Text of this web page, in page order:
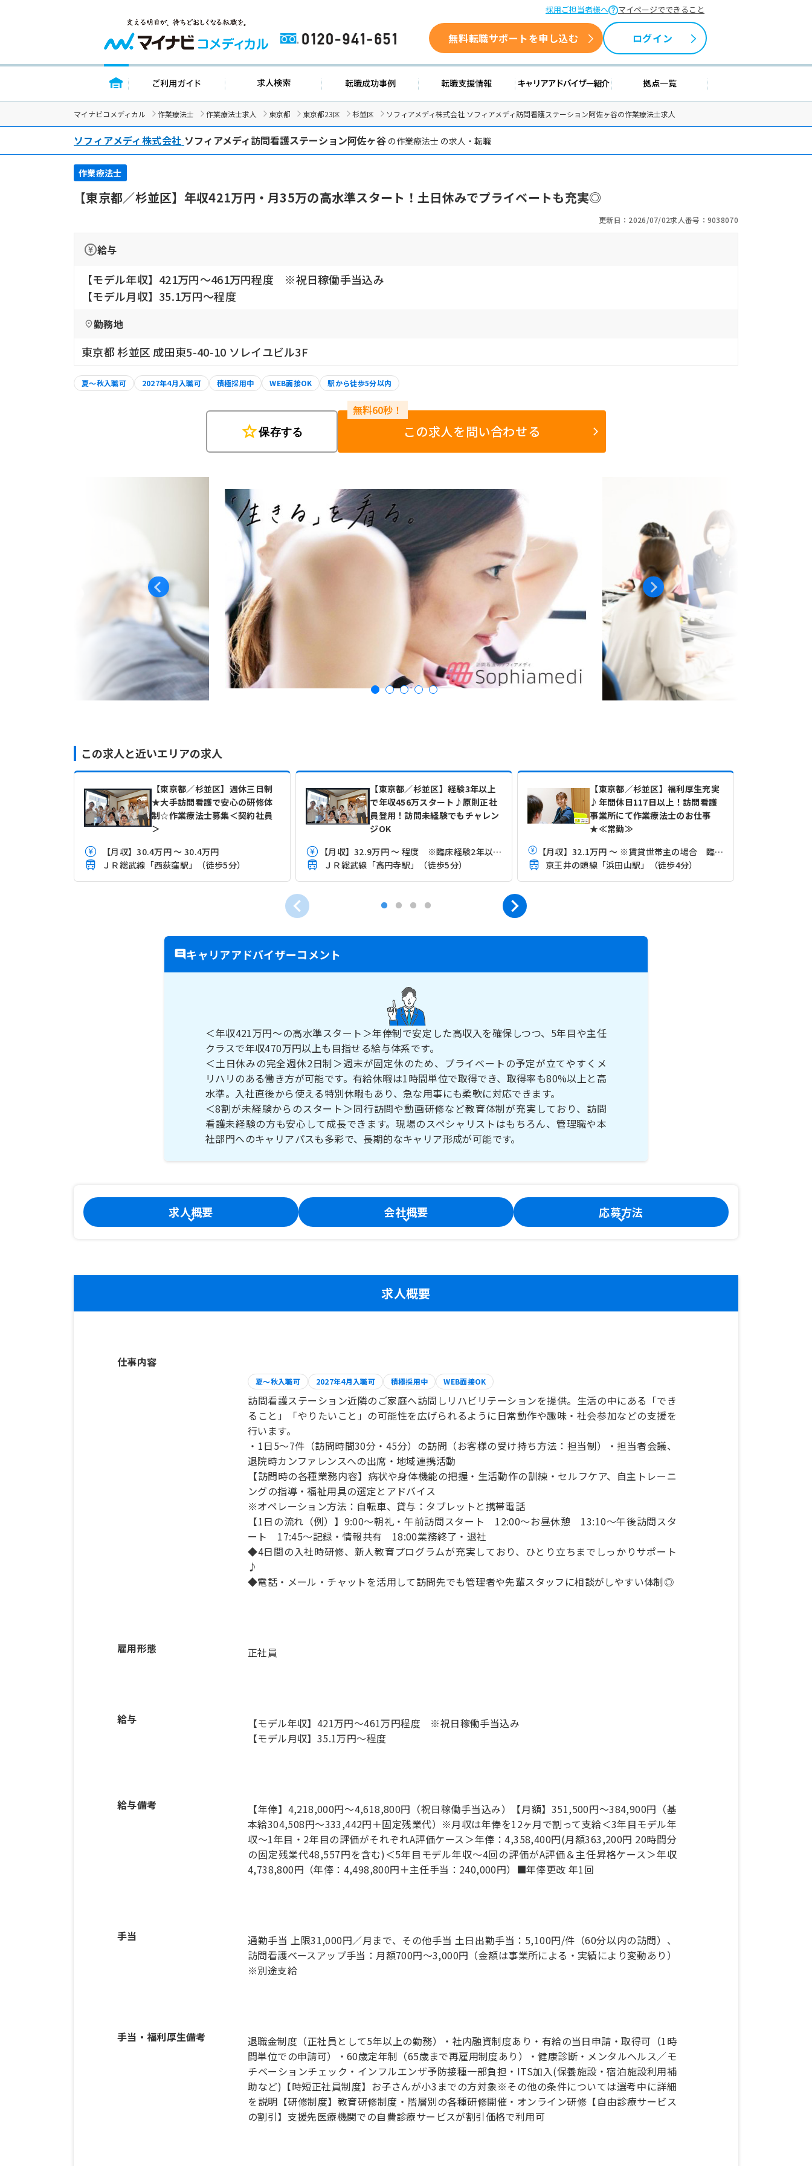
採用ご担当者様へ マイページでできること
0120-941-651 無料転職サポートを申し込む ログイン
トップページ ご利用ガイド 求人検索 転職成功事例 転職支援情報 キャリアアドバイザー紹介 拠点一覧
マイナビコメディカル 作業療法士 作業療法士求人 東京都 東京都23区 杉並区 ソフィアメディ株式会社 ソフィアメディ訪問看護ステーション阿佐ヶ谷の作業療法士求人
ソフィアメディ株式会社 ソフィアメディ訪問看護ステーション阿佐ヶ谷の作業療法士 の求人・転職
作業療法士
【東京都／杉並区】年収421万円・月35万の高水準スタート！土日休みでプライベートも充実◎
更新日：2026/07/02求人番号：9038070
給与
【モデル年収】421万円〜461万円程度 ※祝日稼働手当込み
【モデル月収】35.1万円〜程度
勤務地
東京都 杉並区 成田東5-40-10 ソレイユビル3F
夏～秋入職可 2027年4月入職可 積極採用中 WEB面接OK 駅から徒歩5分以内
star保存する この求人を問い合わせる
この求人と近いエリアの求人
【東京都／杉並区】週休三日制
★大手訪問看護で安心の研修体
制☆作業療法士募集＜契約社員
＞
【月収】30.4万円 ～ 30.4万円
ＪＲ総武線「西荻窪駅」（徒歩5分）
【東京都／杉並区】経験3年以上
で年収456万スタート♪原則正社
員登用！訪問未経験でもチャレン
ジOK
【月収】32.9万円 ～ 程度 ※臨床経験2年以上3年未満モデル
ＪＲ総武線「高円寺駅」（徒歩5分）
【東京都／杉並区】福利厚生充実
♪年間休日117日以上！訪問看護
事業所にて作業療法士のお仕事
★≪常勤≫
【月収】32.1万円 ～ ※賃貸世帯主の場合 臨床経験3年（残業10時間/月実施の場合）
京王井の頭線「浜田山駅」（徒歩4分）
キャリアアドバイザーコメント
＜年収421万円～の高水準スタート＞年俸制で安定した高収入を確保しつつ、5年目や主任
クラスで年収470万円以上も目指せる給与体系です。
＜土日休みの完全週休2日制＞週末が固定休のため、プライベートの予定が立てやすくメ
リハリのある働き方が可能です。有給休暇は1時間単位で取得でき、取得率も80%以上と高
水準。入社直後から使える特別休暇もあり、急な用事にも柔軟に対応できます。
＜8割が未経験からのスタート＞同行訪問や動画研修など教育体制が充実しており、訪問
看護未経験の方も安心して成長できます。現場のスペシャリストはもちろん、管理職や本
社部門へのキャリアパスも多彩で、長期的なキャリア形成が可能です。
求人概要 会社概要 応募方法
求人概要
仕事内容
夏～秋入職可 2027年4月入職可 積極採用中 WEB面接OK
訪問看護ステーション近隣のご家庭へ訪問しリハビリテーションを提供。生活の中にある「でき
ること」「やりたいこと」の可能性を広げられるように日常動作や趣味・社会参加などの支援を
行います。
・1日5～7件（訪問時間30分・45分）の訪問（お客様の受け持ち方法：担当制）・担当者会議、
退院時カンファレンスへの出席・地域連携活動
【訪問時の各種業務内容】病状や身体機能の把握・生活動作の訓練・セルフケア、自主トレーニ
ングの指導・福祉用具の選定とアドバイス
※オペレーション方法：自転車、貸与：タブレットと携帯電話
【1日の流れ（例）】9:00～朝礼・午前訪問スタート 12:00～お昼休憩 13:10～午後訪問スタ
ート 17:45～記録・情報共有 18:00業務終了・退社
◆4日間の入社時研修、新人教育プログラムが充実しており、ひとり立ちまでしっかりサポート
♪
◆電話・メール・チャットを活用して訪問先でも管理者や先輩スタッフに相談がしやすい体制◎
雇用形態 正社員
給与
【モデル年収】421万円〜461万円程度 ※祝日稼働手当込み
【モデル月収】35.1万円〜程度
給与備考
【年俸】4,218,000円～4,618,800円（祝日稼働手当込み）【月額】351,500円～384,900円（基
本給304,508円～333,442円＋固定残業代）※月収は年俸を12ヶ月で割って支給＜3年目モデル年
収～1年目・2年目の評価がそれぞれA評価ケース＞年俸：4,358,400円(月額363,200円 20時間分
の固定残業代48,557円を含む)＜5年目モデル年収～4回の評価がA評価＆主任昇格ケース＞年収
4,738,800円（年俸：4,498,800円＋主任手当：240,000円）■年俸更改 年1回
手当
通勤手当 上限31,000円／月まで、その他手当 土日出勤手当：5,100円/件（60分以内の訪問）、
訪問看護ベースアップ手当：月額700円～3,000円（金額は事業所による・実績により変動あり）
※別途支給
手当・福利厚生備考
退職金制度（正社員として5年以上の勤務）・社内融資制度あり・有給の当日申請・取得可（1時
間単位での申請可）・60歳定年制（65歳まで再雇用制度あり）・健康診断・メンタルヘルス／モ
チベーションチェック・インフルエンザ予防接種一部負担・ITS加入(保養施設・宿泊施設利用補
助など)【時短正社員制度】お子さんが小3までの方対象※その他の条件については選考中に詳細
を説明【研修制度】教育研修制度・階層別の各種研修開催・オンライン研修【自由診療サービス
の割引】支援先医療機関での自費診療サービスが割引価格で利用可